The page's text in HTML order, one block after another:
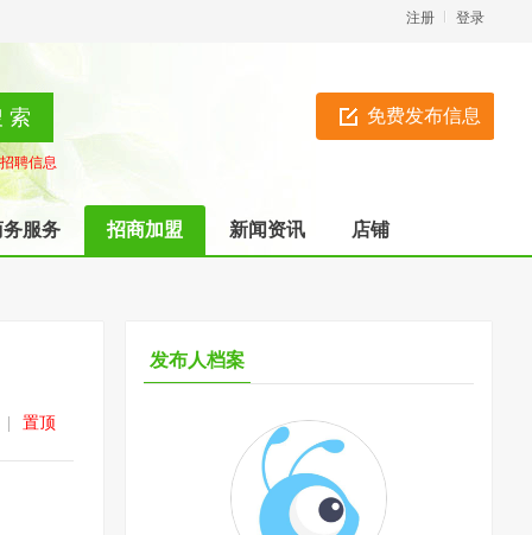
登录
注册
免费发布信息
招聘信息
务服务 招商加盟 新闻资讯 店铺
置顶
发布人档案